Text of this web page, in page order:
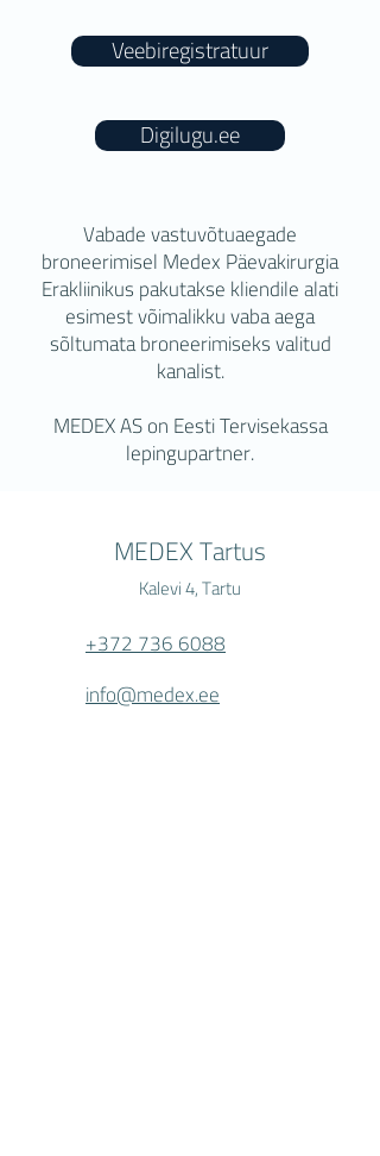
Veebiregistratuur
Digilugu.ee
Vabade vastuvõtuaegade
broneerimisel Medex Päevakirurgia
Erakliinikus pakutakse kliendile alati
esimest võimalikku vaba aega
sõltumata broneerimiseks valitud
kanalist.
MEDEX AS on Eesti Tervisekassa
lepingupartner.
MEDEX Tartus
Kalevi 4, Tartu
+372 736 6088
info@medex.ee